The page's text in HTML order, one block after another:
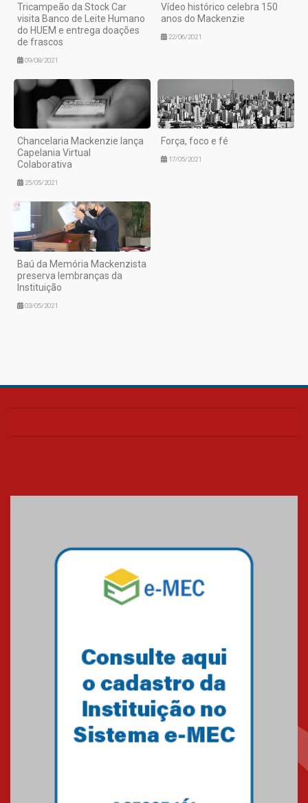
Tricampeão da Stock Car
visita Banco de Leite Humano
do HUEM e entrega doações
de frascos
09/08/2021
Vídeo histórico celebra 150
anos do Mackenzie
22/06/2021
Chancelaria Mackenzie lança
Capelania Virtual
Colaborativa
25/05/2021
Força, foco e fé
17/05/2021
Baú da Memória Mackenzista
preserva lembranças da
Instituição
03/05/2021